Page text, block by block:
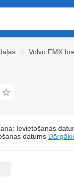
Volvo FMX
: Ievietošanas
datums